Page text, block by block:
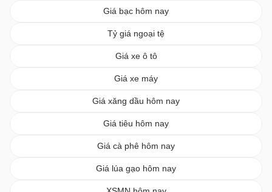
Giá bạc hôm nay
Tỷ giá ngoại tệ
Giá xe ô tô
Giá xe máy
Giá xăng dầu hôm nay
Giá tiêu hôm nay
Giá cà phê hôm nay
Giá lúa gạo hôm nay